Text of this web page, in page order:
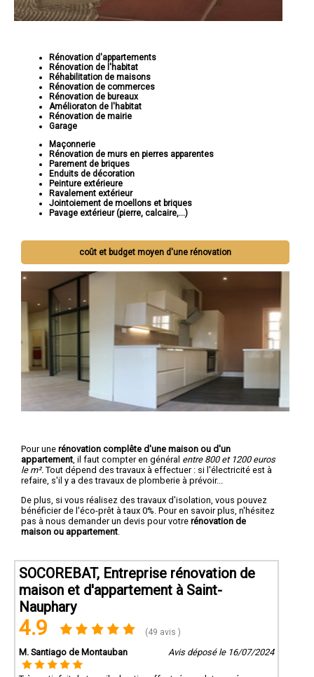
Rénovation d'appartements
Rénovation de l'habitat
Réhabilitation de maisons
Rénovation de commerces
Rénovation de bureaux
Amélioraton de l'habitat
Rénovation de mairie
Garage
Maçonnerie
Rénovation de murs en pierres apparentes
Parement de briques
Enduits de décoration
Peinture extérieure
Ravalement extérieur
Jointoiement de moellons et briques
Pavage extérieur (pierre, calcaire,...)
coût et budget moyen d'une rénovation
Pour une rénovation complête d'une maison ou d'un
appartement , il faut compter en général entre 800 et 1200 euros
le m². Tout dépend des travaux à effectuer : si l'électricité est à
refaire, s'il y a des travaux de plomberie à prévoir...
De plus, si vous réalisez des travaux d'isolation, vous pouvez
bénéficier de l'éco-prêt à taux 0%. Pour en savoir plus, n'hésitez
pas à nous demander un devis pour votre rénovation de
maison ou appartement
SOCOREBAT, Entreprise rénovation de
maison et d'appartement à Saint-
Nauphary
4.9 (49 avis )
M. Santiago de Montauban Avis déposé le 16/07/2024